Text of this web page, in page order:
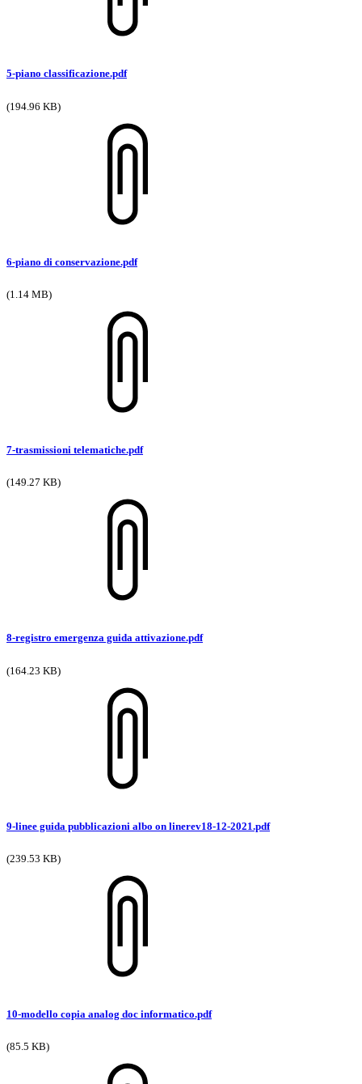
5-piano classificazione.pdf
(194.96 KB)
6-piano di conservazione.pdf
(1.14 MB)
7-trasmissioni telematiche.pdf
(149.27 KB)
8-registro emergenza guida attivazione.pdf
(164.23 KB)
9-linee guida pubblicazioni albo on linerev18-12-2021.pdf
(239.53 KB)
10-modello copia analog doc informatico.pdf
(85.5 KB)